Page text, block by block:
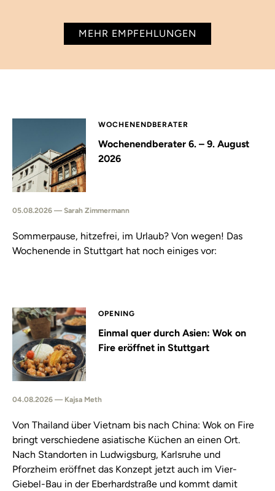
MEHR EMPFEHLUNGEN
WOCHENENDBERATER
Wochenendberater 6. – 9. August
2026
05.08.2026 — Sarah Zimmermann
Sommerpause, hitzefrei, im Urlaub? Von wegen! Das
Wochenende in Stuttgart hat noch einiges vor:
OPENING
Einmal quer durch Asien: Wok on
Fire eröffnet in Stuttgart
04.08.2026 — Kajsa Meth
Von Thailand über Vietnam bis nach China: Wok on Fire
bringt verschiedene asiatische Küchen an einen Ort.
Nach Standorten in Ludwigsburg, Karlsruhe und
Pforzheim eröffnet das Konzept jetzt auch im Vier-
Giebel-Bau in der Eberhardstraße und kommt damit